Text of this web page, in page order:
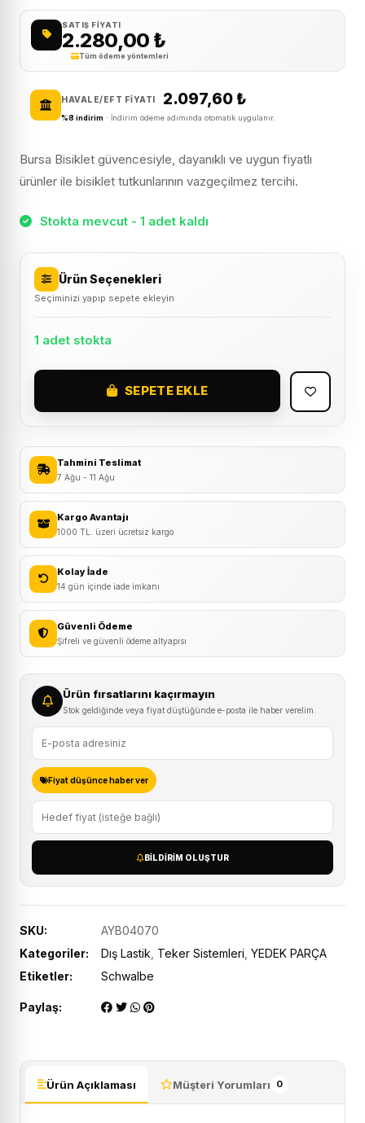
SATIŞ FIYATI
2.280,00 ₺
Tüm ödeme yöntemleri
HAVALE/EFT FIYATI 2.097,60 ₺
%8 indirim · İndirim ödeme adımında otomatik uygulanır.
Bursa Bisiklet güvencesiyle, dayanıklı ve uygun fiyatlı
ürünler ile bisiklet tutkunlarının vazgeçilmez tercihi.
Stokta mevcut - 1 adet kaldı
Ürün Seçenekleri
Seçiminizi yapıp sepete ekleyin
1 adet stokta
700x35
Zırhlı
Korumalı
Dış
Lastik
adet
SEPETE EKLE
Tahmini Teslimat
7 Ağu - 11 Ağu
Kargo Avantajı
1000 TL. üzeri ücretsiz kargo
Kolay İade
14 gün içinde iade imkanı
Güvenli Ödeme
Şifreli ve güvenli ödeme altyapısı
Ürün fırsatlarını kaçırmayın
Stok geldiğinde veya fiyat düştüğünde e-posta ile haber verelim.
Fiyat düşünce haber ver
BILDIRIM OLUŞTUR
SKU:
AYB04070
Kategoriler:
Dış Lastik Teker Sistemleri YEDEK PARÇA
Etiketler:
Schwalbe
Paylaş:
Ürün Açıklaması Müşteri Yorumları 0